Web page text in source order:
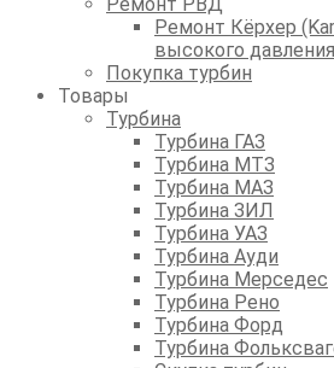
Ремонт Кёрхер
высокого
Покупка турбин
Товары
Турбина
Турбина ГАЗ
Турбина МТЗ
Турбина МАЗ
Турбина ЗИЛ
Турбина УАЗ
Турбина Ауди
Турбина Мерседес
Турбина Рено
Турбина Форд
Турбина